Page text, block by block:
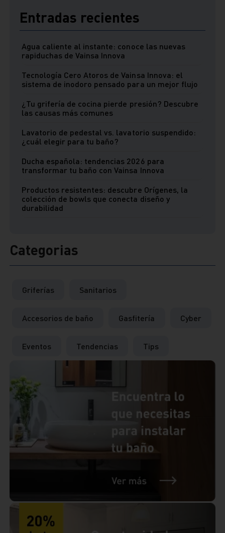
Entradas recientes
Agua caliente al instante: conoce las nuevas
rapiduchas de Vainsa Innova
Tecnología Cero Atoros de Vainsa Innova: el
sistema de inodoro pensado para un mejor flujo
¿Tu grifería de cocina pierde presión? Descubre
las causas más comunes
Lavatorio de pedestal vs. lavatorio suspendido:
¿cuál elegir para tu baño?
Ducha española: tendencias 2026 para
transformar tu baño con Vainsa Innova
Productos resistentes: descubre Orígenes, la
colección de bowls que conecta diseño y
durabilidad
Categorias
Griferías Sanitarios
Accesorios de baño Gasfitería Cyber
Eventos Tendencias Tips